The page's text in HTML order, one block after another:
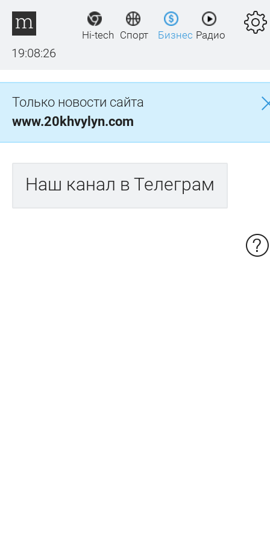
19:08:26
Hi-tech Спорт Бизнес Радио
Только новости сайта
www.20khvylyn.com
Наш канал в Телеграм